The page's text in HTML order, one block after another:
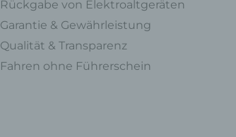
Rückgabe von Elektroaltgeräten
Garantie & Gewährleistung
Qualität & Transparenz
Fahren ohne Führerschein